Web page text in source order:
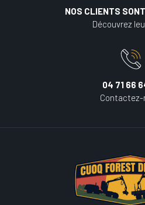
NOS CLIENTS
Découvrez
04 71 66
Contactez-